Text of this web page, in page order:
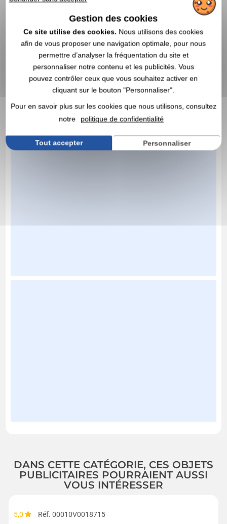
DANS CETTE CATÉGORIE, CES OBJETS
PUBLICITAIRES POURRAIENT AUSSI
VOUS INTÉRESSER
5,0 Réf. 00010V0018715
Gestion des cookies
Ce site utilise des cookies. Nous utilisons des cookies
afin de vous proposer une navigation optimale, pour nous
permettre d’analyser la fréquentation du site et
personnaliser notre contenu et les publicités. Vous
pouvez contrôler ceux que vous souhaitez activer en
cliquant sur le bouton "Personnaliser".
Pour en savoir plus sur les cookies que nous utilisons, consultez
notre
politique de confidentialité
Tout accepter Personnaliser